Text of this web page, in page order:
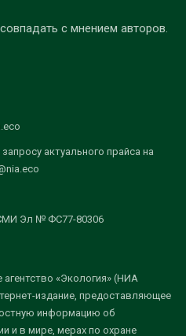
с мнением авторов.
актуального прайса на
Эл № ФС77-80306
«Экология» (НИА
издание, предоставляющее
информацию об
и в мире, мерах по охране